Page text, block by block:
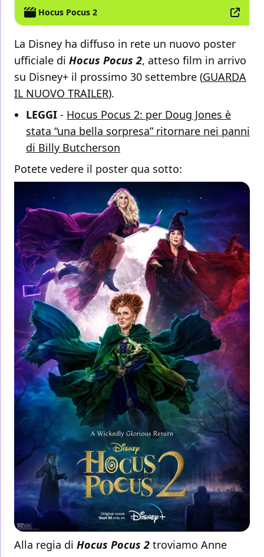
Hocus Pocus 2
La Disney ha diffuso in rete un nuovo poster
ufficiale di Hocus Pocus 2, atteso film in arrivo
su Disney+ il prossimo 30 settembre (GUARDA
IL NUOVO TRAILER).
LEGGI - Hocus Pocus 2: per Doug Jones è
stata “una bella sorpresa” ritornare nei panni
di Billy Butcherson
Potete vedere il poster qua sotto:
Alla regia di Hocus Pocus 2 troviamo Anne